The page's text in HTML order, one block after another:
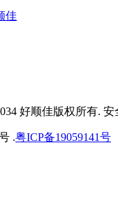
佳
好顺佳版权所有.
.粤ICP备19059141号